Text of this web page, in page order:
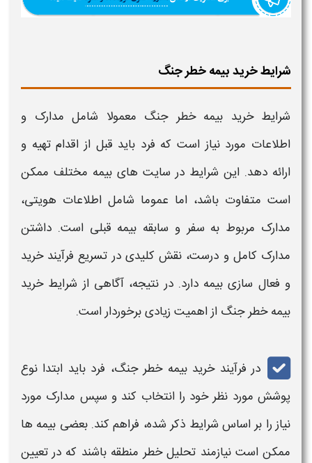
شرایط خرید بیمه خطر جنگ
شرایط خرید بیمهخطر جنگ معمولا شامل مدارک و
اطلاعات مورد نیاز است که فرد باید قبل از اقدام تهیه و
ارائه دهد. این شرایط در سایت‌ های بیمه مختلف ممکن
است متفاوت باشد، اما عموما شامل اطلاعات هویتی،
مدارک مربوط به سفر و سابقه بیمه قبلی است. داشتن
مدارک کامل و درست، نقش کلیدی در تسریع فرآیند خرید
و فعال‌ سازی بیمهدارد. در نتیجه، آگاهی از شرایط خرید
بیمه خطر جنگ از اهمیت زیادی برخوردار است.
در فرآیند خریدبیمهخطر جنگ، فرد باید ابتدا نوع
پوشش مورد نظر خود را انتخاب کند و سپس مدارک مورد
نیاز را بر اساس شرایط ذکر شده، فراهم کند. بعضی بیمه‌ ها
ممکن است نیازمند تحلیل خطر منطقه باشند که در تعیین